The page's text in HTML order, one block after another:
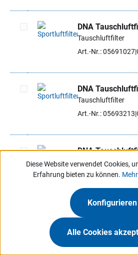
Artikel auswählen
DNA
Tauschluftfilter
Art.-Nr.: 05691027
Artikel auswählen
DNA
Tauschluftfilter
Art.-Nr.: 05693213
Artikel auswählen
DNA
Tauschluftfilter
Art.-Nr.: 05693556
Artikel auswählen
DNA
Diese Website verwendet Cookies,
Erfahrung bieten zu können.
Konfigurieren
Alle Cookies